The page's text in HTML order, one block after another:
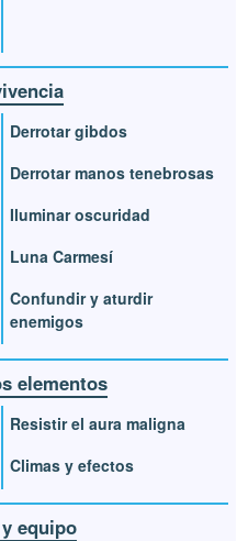
Derrotar gibdos
Derrotar manos tenebrosas
Iluminar oscuridad
Luna Carmesí
Confundir y aturdir
enemigos
elementos
Resistir el aura maligna
Climas y efectos
equipo